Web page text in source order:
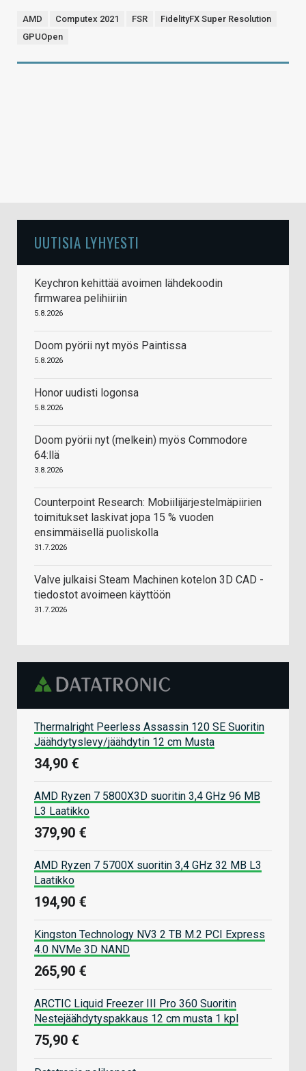
AMD Computex 2021 FSR
FidelityFX Super Resolution
GPUOpen
UUTISIA LYHYESTI
Keychron kehittää avoimen lähdekoodin
firmwarea pelihiiriin
5.8.2026
Doom pyörii nyt myös Paintissa
5.8.2026
Honor uudisti logonsa
5.8.2026
Doom pyörii nyt (melkein) myös Commodore
64:llä
3.8.2026
Counterpoint Research: Mobiilijärjestelmäpiirien
toimitukset laskivat jopa 15 % vuoden
ensimmäisellä puoliskolla
31.7.2026
Valve julkaisi Steam Machinen kotelon 3D CAD -
tiedostot avoimeen käyttöön
31.7.2026
Thermalright Peerless Assassin 120 SE Suoritin
Jäähdytyslevy/jäähdytin 12 cm Musta
34,90 €
AMD Ryzen 7 5800X3D suoritin 3,4 GHz 96 MB
L3 Laatikko
379,90 €
AMD Ryzen 7 5700X suoritin 3,4 GHz 32 MB L3
Laatikko
194,90 €
Kingston Technology NV3 2 TB M.2 PCI Express
4.0 NVMe 3D NAND
265,90 €
ARCTIC Liquid Freezer III Pro 360 Suoritin
Nestejäähdytyspakkaus 12 cm musta 1 kpl
75,90 €